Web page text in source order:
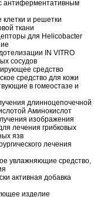
антиферментативным
и решетки
ткани
для Helicobacter
IN VITRO
сосудов
средство
средство для кожи
в гомеостазе и
длинноцепочечной
Аминокислот
изображения
лечения грибковых
язв
лечения
увлажняющие средство,
активная добавка
изделие